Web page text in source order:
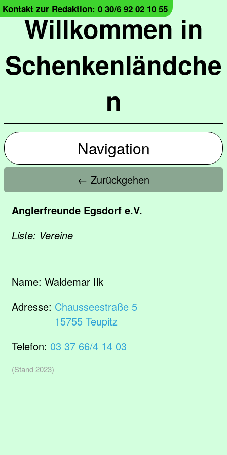
Willkommen in
Schenkenländche
n
Kontakt zur Redaktion: 0 30/6 92 02 10 55
Navigation
← Zurückgehen
Anglerfreunde Egsdorf e.V.
Liste: Vereine
Name: Waldemar Ilk
Adresse: Chausseestraße 5
15755 Teupitz
Telefon: 03 37 66/4 14 03
(Stand 2023)